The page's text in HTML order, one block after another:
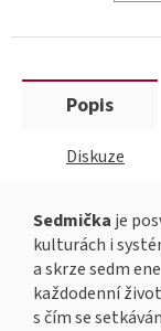
Popis
Diskuze
Sedmička je
kulturách i
a skrze sedm
každodenní
s čím se